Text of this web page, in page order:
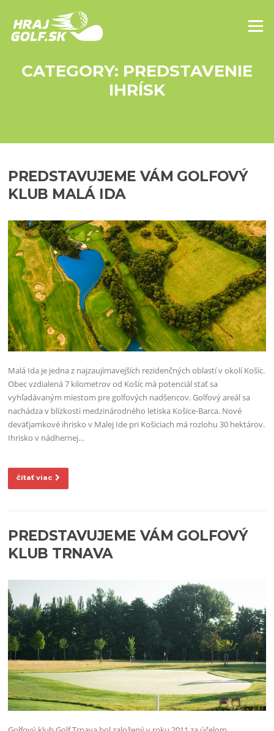
Menu
CATEGORY: PREDSTAVENIE
IHRÍSK
PREDSTAVUJEME VÁM GOLFOVÝ
KLUB MALÁ IDA
Malá Ida je jedna z najzaujímavejších rezidenčných oblastí v okolí Košíc.
Obec vzdialená 7 kilometrov od Košíc má potenciál stať sa
vyhľadávaným miestom pre golfových nadšencov. Golfový areál sa
nachádza v blízkosti medzinárodného letiska Košice-Barca. Nové
deväťjamkové ihrisko v Malej Ide pri Košiciach má rozlohu 30 hektárov.
Ihrisko v nádhernej…
čítať viac
PREDSTAVUJEME VÁM GOLFOVÝ
KLUB TRNAVA